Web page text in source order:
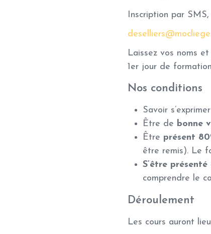
Inscription par
Laissez vos noms
1er jour de
Nos conditions
Savoir
Être de bonne
Être présent
être remis). Le
S’être
comprendre le
Déroulement
Les cours auront